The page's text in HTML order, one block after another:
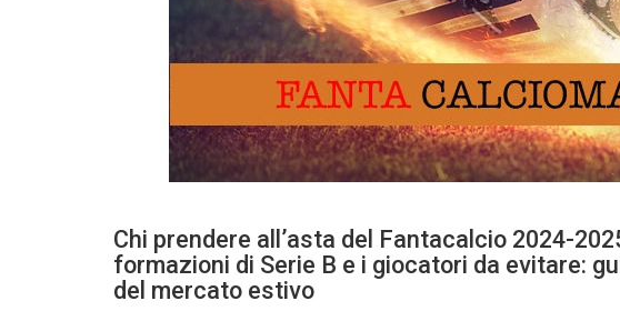
Chi prendere all’asta del Fantacalcio 2024-
formazioni di Serie B e i giocatori da evitare:
del mercato estivo